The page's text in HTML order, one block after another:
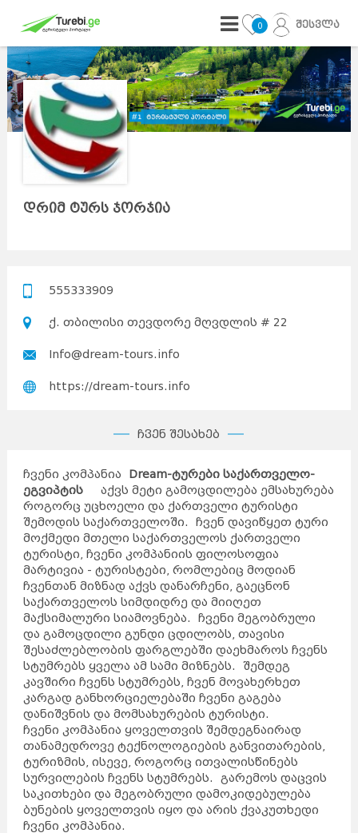
0 შესვლა
დრიმ ტურს ჯორჯია
555333909
ქ. თბილისი თევდორე მღვდლის # 22
Info@dream-tours.info
https://dream-tours.info
ჩვენ შესახებ
ჩვენი კომპანია
Dream-ტურები საქართველო-
ეგვიპტისაქვს მეტი გამოცდილება ემსახურება
როგორც უცხოელი და ქართველი ტურისტი
შემოდის საქართველოში. ჩვენ დავიწყეთ ტური
მოქმედი მთელი საქართველოს ქართველი
ტურისტი, ჩვენი კომპანიის ფილოსოფია
მარტივია - ტურისტები, რომლებიც მოდიან
ჩვენთან მიზნად აქვს დანარჩენი, გაეცნონ
საქართველოს სიმდიდრე და მიიღეთ
მაქსიმალური სიამოვნება. ჩვენი მეგობრული
და გამოცდილი გუნდი ცდილობს, თავისი
შესაძლებლობის ფარგლებში დაეხმაროს ჩვენს
სტუმრებს ყველა ამ სამი მიზნებს. შემდეგ
კავშირი ჩვენს სტუმრებს, ჩვენ მოვახერხეთ
კარგად განხორციელებაში ჩვენი გაგება
დანიშვნის და მომსახურების ტურისტი.
ჩვენი კომპანია ყოველთვის შემდეგნაირად
თანამედროვე ტექნოლოგიების განვითარების,
ტურიზმის, ისევე, როგორც ითვალისწინებს
სურვილების ჩვენს სტუმრებს. გარემოს დაცვის
საკითხები და მეგობრული დამოკიდებულება
ბუნების ყოველთვის იყო და არის ქვაკუთხედი
ჩვენი კომპანია.